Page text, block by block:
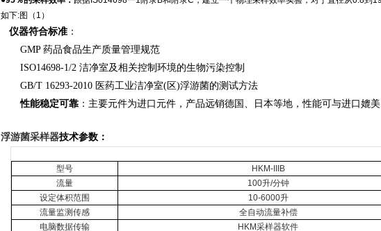
如下:图（1）
仪器符合标准 ：
GMP 药品食品生产质量管理规范
ISO14698-1/2 洁净室及相关控制环境的生物污染控制
GB/T 16293-2010 医药工业洁净室(区)浮游菌的测试方法
性能稳定可靠 ：主要元件为进口元件， 产品远销德国、日本等地，性能可与进口媲美
浮游菌采样器技术参数：
型号
HKM-IIIB
流量
100升/分钟
设定体积范围
10-6000升
流量监测传感
全自动流量补偿
电脑数据传输
HKM采样器软件